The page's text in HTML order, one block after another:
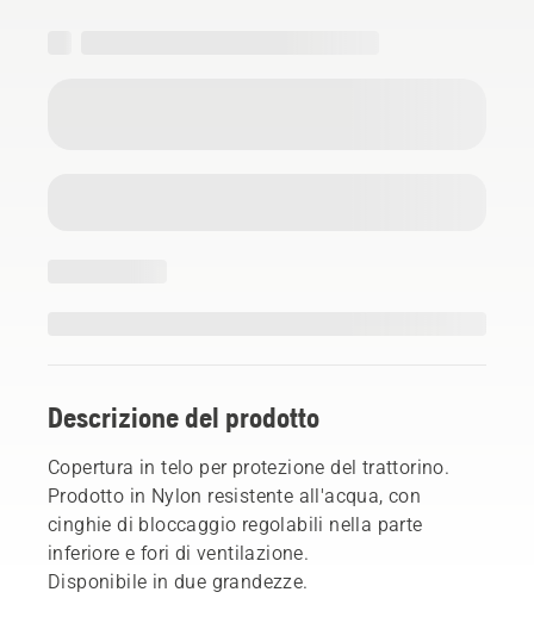
Descrizione del prodotto
Copertura in telo per protezione del trattorino.
Prodotto in Nylon resistente all'acqua, con
cinghie di bloccaggio regolabili nella parte
inferiore e fori di ventilazione.
Disponibile in due grandezze.